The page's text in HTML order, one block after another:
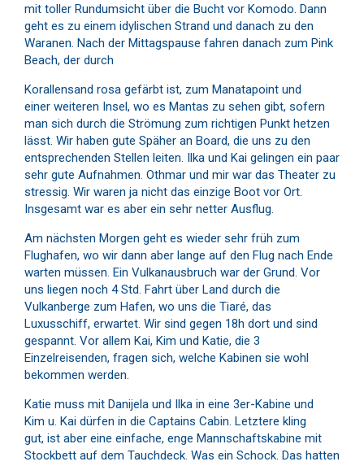
mit toller Rundumsicht über die Bucht vor Komodo. Dann
geht es zu einem idylischen Strand und danach zu den
Waranen. Nach der Mittagspause fahren danach zum Pink
Beach, der durch
Korallensand rosa gefärbt ist, zum Manatapoint und
einer weiteren Insel, wo es Mantas zu sehen gibt, sofern
man sich durch die Strömung zum richtigen Punkt hetzen
lässt. Wir haben gute Späher an Board, die uns zu den
entsprechenden Stellen leiten. Ilka und Kai gelingen ein paar
sehr gute Aufnahmen. Othmar und mir war das Theater zu
stressig. Wir waren ja nicht das einzige Boot vor Ort.
Insgesamt war es aber ein sehr netter Ausflug.
Am nächsten Morgen geht es wieder sehr früh zum
Flughafen, wo wir dann aber lange auf den Flug nach Ende
warten müssen. Ein Vulkanausbruch war der Grund. Vor
uns liegen noch 4 Std. Fahrt über Land durch die
Vulkanberge zum Hafen, wo uns die Tiaré, das
Luxusschiff, erwartet. Wir sind gegen 18h dort und sind
gespannt. Vor allem Kai, Kim und Katie, die 3
Einzelreisenden, fragen sich, welche Kabinen sie wohl
bekommen werden.
Katie muss mit Danijela und Ilka in eine 3er-Kabine und
Kim u. Kai dürfen in die Captains Cabin. Letztere kling
gut, ist aber eine einfache, enge Mannschaftskabine mit
Stockbett auf dem Tauchdeck. Was ein Schock. Das hatten